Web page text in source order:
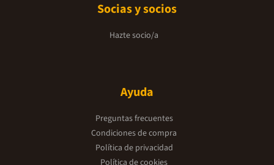
Socias y socios
Hazte socio/a
Ayuda
Preguntas frecuentes
Condiciones de compra
Política de privacidad